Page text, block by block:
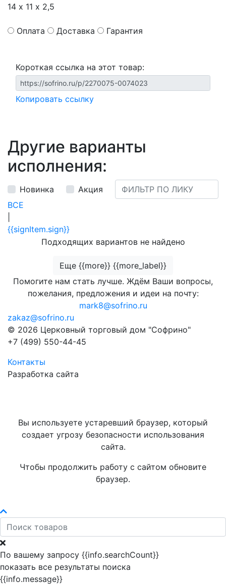
14 х 11 х 2,5
Оплата Доставка Гарантия
Короткая ссылка на этот товар:
Копировать ссылку
Другие варианты
исполнения:
Новинка
Акция
ВСЕ
{{signItem.sign}}
Подходящих вариантов не найдено
Еще {{more}} {{more_label}}
Помогите нам стать лучше. Ждём Ваши вопросы,
пожелания, предложения и идеи на почту:
mark8@sofrino.ru
zakaz@sofrino.ru
© 2026 Церковный торговый дом "Софрино"
+7 (499) 550-44-45
Контакты
Разработка сайта
Вы используете устаревший браузер, который
создает угрозу безопасности использования
сайта.
Чтобы продолжить работу с сайтом обновите
браузер.
По вашему запросу {{info.searchCount}}
показать все результаты поиска
{{info.message}}